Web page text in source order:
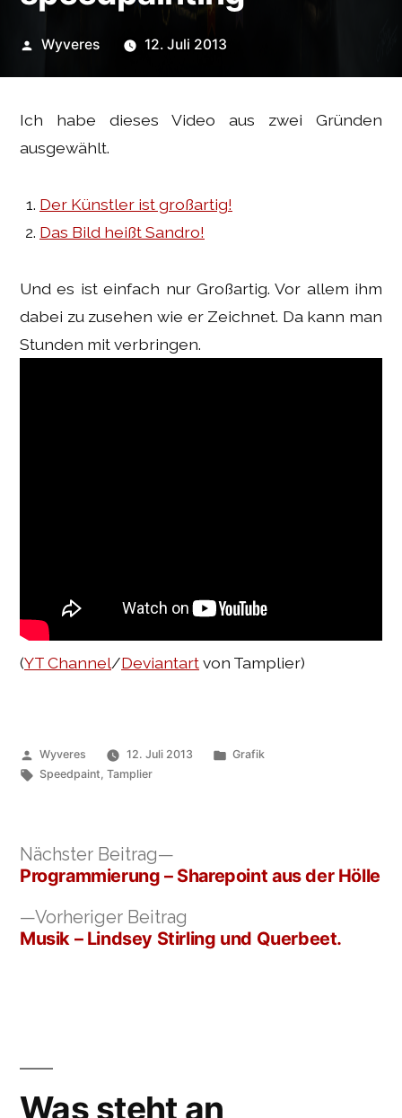
Veröffentlicht
Wyveres 12. Juli 2013
Ich habe dieses Video aus zwei Gründen
ausgewählt.
Der Künstler ist großartig!
Das Bild heißt Sandro!
Und es ist einfach nur Großartig. Vor allem ihm
dabei zu zusehen wie er Zeichnet. Da kann man
Stunden mit verbringen.
(YT Channel/Deviantartvon Tamplier)
Veröffentlicht
von
Wyveres 12. Juli 2013
Veröffentlicht
Grafik
Schlagwörter:
Speedpaint,Tamplier
Vorheriger Beitrag
Beitrag:
Musik – Lindsey Stirling und Querbeet.
Nächster Beitrag
Beitrag:
Programmierung – Sharepoint aus der Hölle
Was steht an